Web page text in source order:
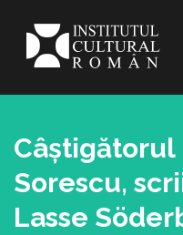
Câștigătorul
Sorescu,
Lasse